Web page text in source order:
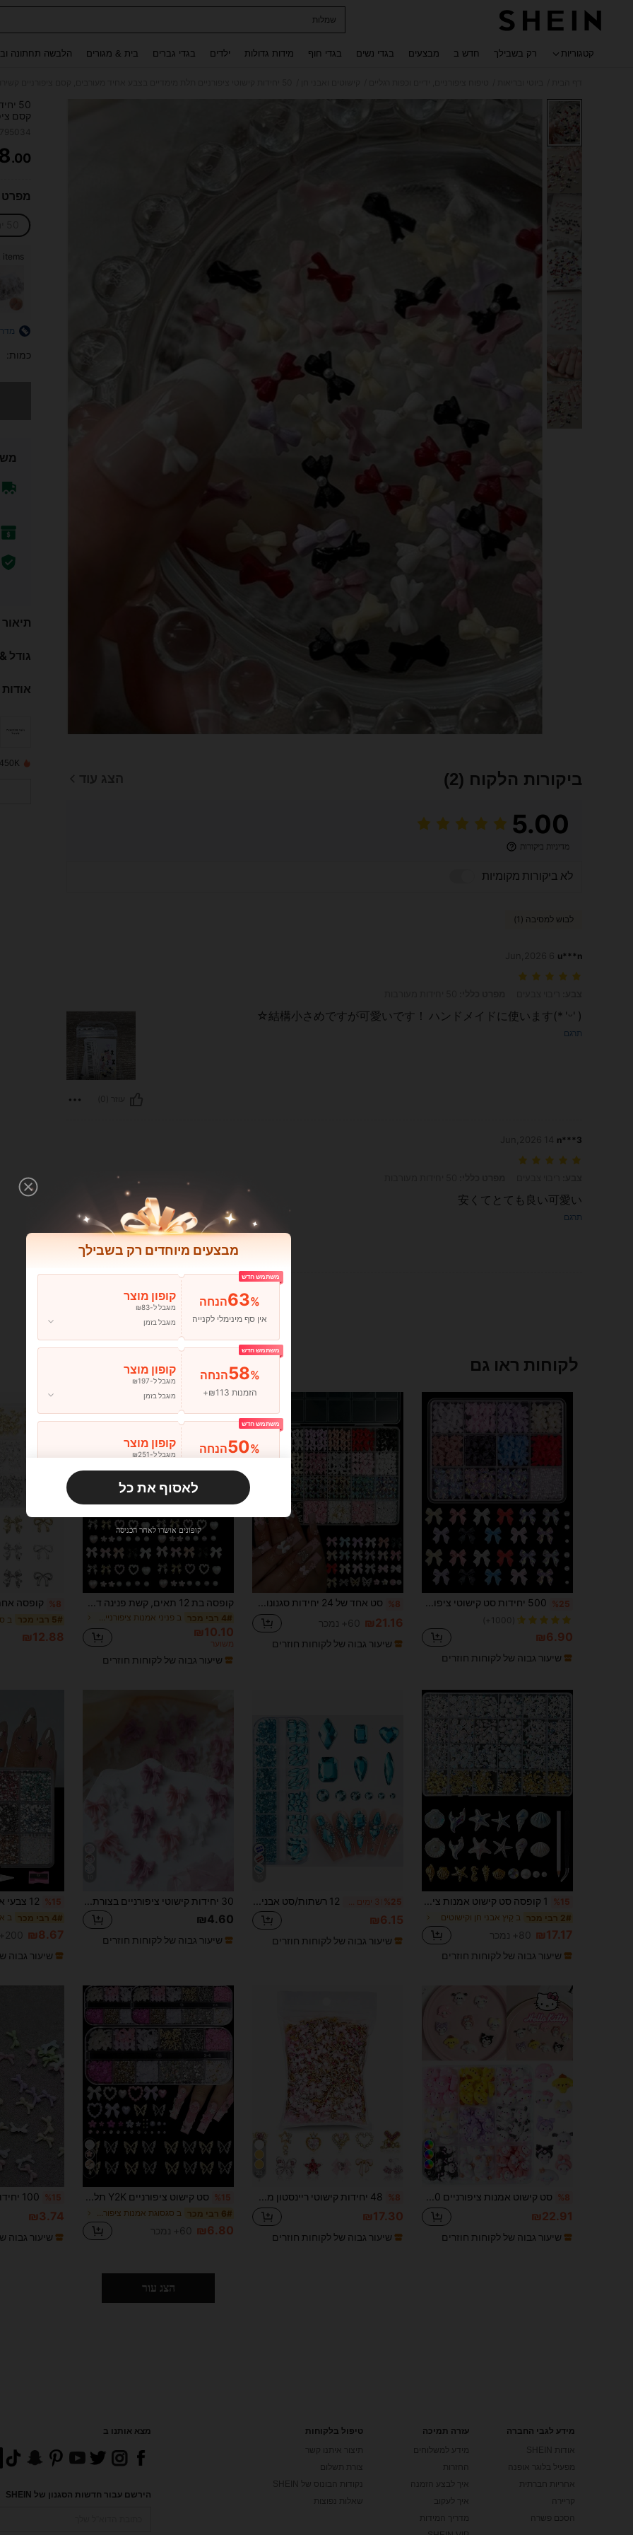
שמלות
קטגוריות רק בשבילך חדש ב מבצעים בגדי נשים בגדי חוף מידות גדולות ילדים בגדי גברים בית & מגורים הלבשה תחתונה
ביקורות הלקוח (2) הצג עוד
5.00
מדיניות ביקורות
לא ביקורות מקומיות
לבוש למסיבה (1)
u***n
結構小さめですが可愛いです！ ハンドメイドに使います(* 'ᵕ' )☆
תרגם
n***3
安くてとても良い可愛い
תרגם
עוזר (0)
50
קסם
.00
מפרט
items
כמות:
תיאור
גודל
450K נמכרו לאחרונה
לקוחות ראו גם
%25 500 יחידות סט קישוטי ציפורניים חצי עגולים בגימור פנינה דמוית שיער, 11 צבעים תכשיטי ציפורניים פפיון חמודים ומבריקים עם פנינים לבנות חצי עגולות בגודל 2-4 מ"מ לקישוט ציפורניים עשה זאת בעצמך, קמעות ציפורניים, אבני חן לציפורניים, ציוד לציפורניים
(1000+)
₪6.90
שיעור גבוה של לקוחות חוזרים
%8 סט אחד של 24 יחידות סגנונות מעורבים פפיון תלת מימדי, קישוטי פפיון צבעוניים רב-תכליתיים, פרפר מסגסוגת, ריינסטון, פרח שרף, פנינה, אביזרי אמנות ציפורניים עשה זאת בעצמך, ציוד לציפורניים, ציפורניים, קמעות ציפורניים, אבני חן לציפורניים
₪21.16 60+ נמכר
שיעור גבוה של לקוחות חוזרים
קופסה בת 12 תאים, קשת פנינה דמוית שרף מעורב, לב, קישוט פרחוני מיניאטורי לאביזרי אמנות ציפורניים עשה זאת בעצמך, ציוד ציפורניים רב-תכליתי וחמוד, ציפורניים, קמעות ציפורניים, אבני חן לציפורניים
4# רבי מכר ב פניני אמנות ציפורניים אבני חן וקישוטים
₪10.10
משוער
שיעור גבוה של לקוחות חוזרים
%8
5# רבי מכר
₪12.88
%15
2# רבי מכר ב קַיִץ אבני חן וקישוטים
₪17.17 80+ נמכר
שיעור גבוה של לקוחות חוזרים
%25 3 ימים אחרונים
₪6.15
שיעור גבוה של לקוחות חוזרים
₪4.60
שיעור גבוה של לקוחות חוזרים
%15
4# רבי מכר
₪8.67 200+ נמכר
שיעור גבוה
9
%8
₪22.91
שיעור גבוה של לקוחות חוזרים
%8
₪17.30
שיעור גבוה של לקוחות חוזרים
4
%15
6# רבי מכר ב סגסוגת אמנות ציפורניים אבני חן וקישוטים
₪6.80 60+ נמכר
%15
₪3.74
שיעור גבוה
הצג עור
מידע לגבי החברה
אודות SHEIN
מפעיל בלוגר אופנה
אחריות חברתית
קריירה
הסכם פשרה
עזרה תמיכה
מידע למשלוחים
החזרות
איך לבצע הזמנה
איך לעקוב
מדריך המידות
טיפול בלקוחות
תיצור איתנו קשר
צורת תשלום
נקודות הבונוס של SHEIN
שאלות נפוצות
מצא אותנו ב
הירשם עבור חדשות הסגנון של SHEIN
מבצעים מיוחדים רק בשבילך
משתמש חדש
63%הנחה
אין סף מינימלי לקנייה
קופון מוצר
מוגבל ל-₪83
מוגבל בזמן
משתמש חדש
58%הנחה
הזמנות ₪113+
קופון מוצר
מוגבל ל-₪197
מוגבל בזמן
משתמש חדש
50%הנחה קופון מוצר
מוגבל ל-₪251
מוגבל בזמן
משתמש חדש
33 %הנחה קופון מוצר
מוגבל ל-₪270
מוגבל בזמן
31 %הנחה
הזמנות ₪745+
קופון מוצר
מוגבל ל-₪539
מוגבל בזמן
לאסוף את כל
קופונים אושרו לאחר הכניסה